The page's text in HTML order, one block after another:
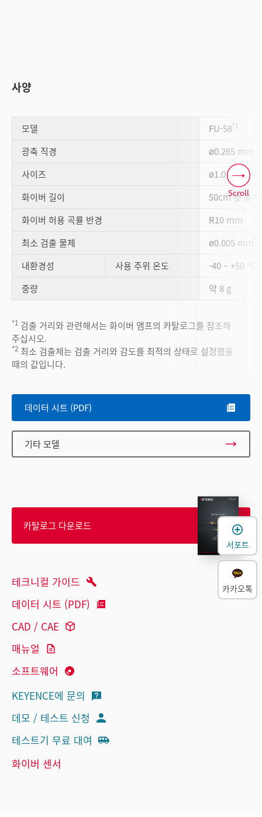
사양
모델 FU-58*1
광축 직경
ø0.265 mm
사이즈
ø1.0 mm
화이버 길이
50cm 컷 불가
화이버 허용 곡률 반경
R10 mm
최소 검출 물체
ø0.005 mm
내환경성 사용 주위 온도
-40 ~ +50 °C
중량
약 8 g
*1 검출 거리와 관련해서는 화이버 앰프의 카탈로그를 참조해
주십시오.
*2 최소 검출체는 검출 거리와 감도를 최적의 상태로 설정했을
때의 값입니다.
Scroll
데이터 시트 (PDF)
기타 모델
카탈로그 다운로드
테크니컬 가이드
데이터 시트 (PDF)
CAD / CAE
매뉴얼
소프트웨어
KEYENCE에 문의
데모 / 테스트 신청
테스트기 무료 대여
화이버 센서
서포트
카카오톡